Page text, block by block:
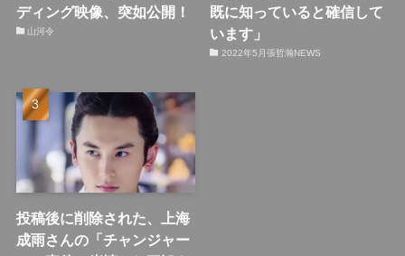
ディング映像、突如公開！
山河令
既に知っていると確信して
います」
2022年5月張哲瀚NEWS
投稿後に削除された、上海
成雨さんの「チャンジャー